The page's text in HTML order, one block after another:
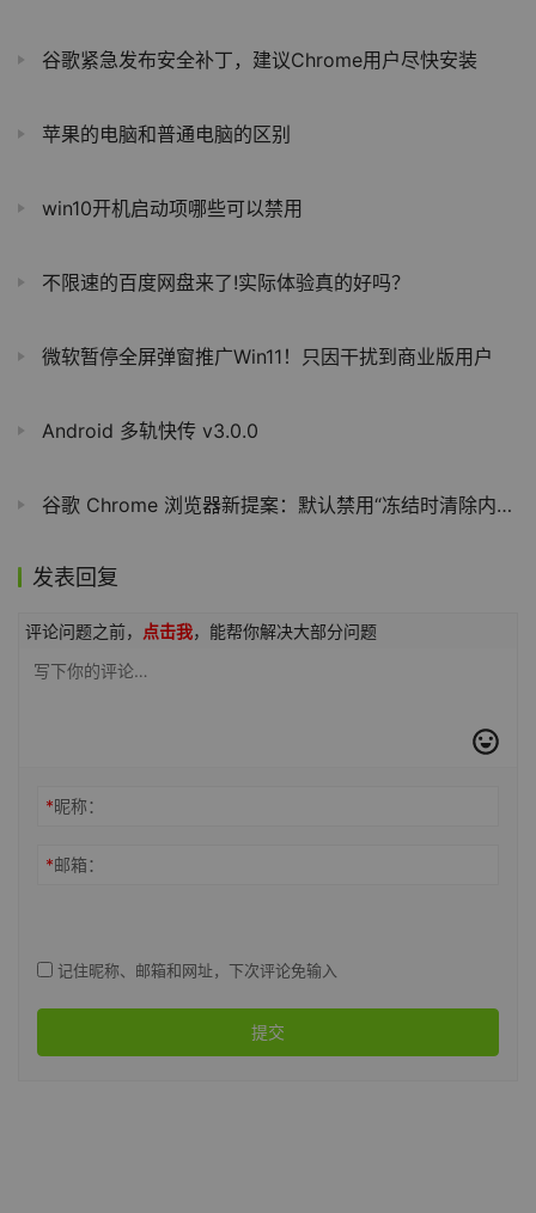
谷歌紧急发布安全补丁，建议Chrome用户尽快安装
苹果的电脑和普通电脑的区别
win10开机启动项哪些可以禁用
不限速的百度网盘来了!实际体验真的好吗？
微软暂停全屏弹窗推广Win11！只因干扰到商业版用户
Android 多轨快传 v3.0.0
谷歌 Chrome 浏览器新提案：默认禁用“冻结时清除内存”，多开标签页切换加载更顺畅
发表回复
评论问题之前， 点击我，能帮你解决大部分问题
*昵称：
*邮箱：
记住昵称、邮箱和网址，下次评论免输入
提交